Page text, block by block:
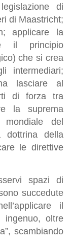
di
di Maastricht;
applicare la
il principio
che si crea
intermediari;
lasciare al
di forza tra
la suprema
del
dottrina della
le direttive
spazi di
succedute
il
ingenuo, oltre
scambiando